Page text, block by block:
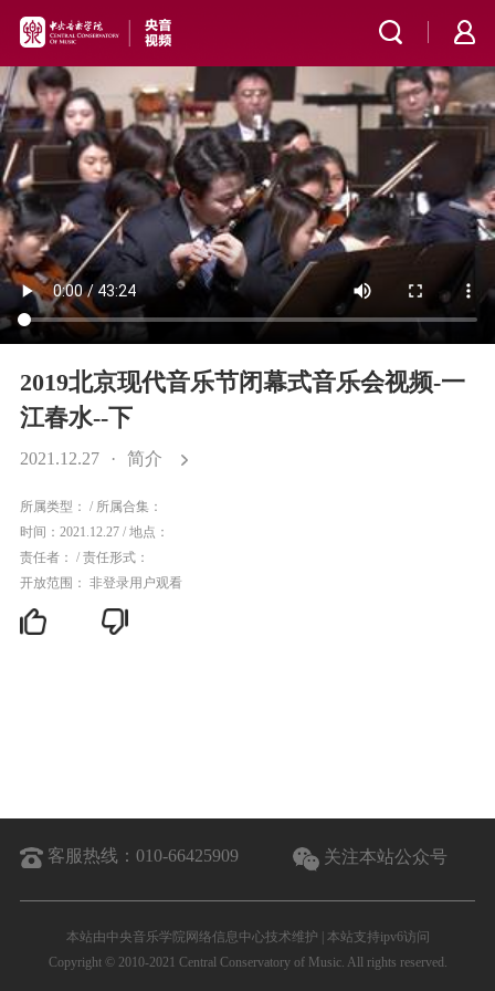
2019北京现代音乐节闭幕式音乐会视频-一
江春水--下
2021.12.27 · 简介
所属类型： /所属合集：
时间：2021.12.27 /地点：
责任者： /责任形式：
开放范围： 非登录用户观看
客服热线：010-66425909 关注本站公众号
本站由中央音乐学院网络信息中心技术维护 | 本站支持ipv6访问
Copyright © 2010-2021 Central Conservatory of Music. All rights reserved.